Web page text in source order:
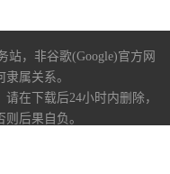
站，非谷歌(Google)官方网
属关系。
在下载后24小时内删除，
后果自负。